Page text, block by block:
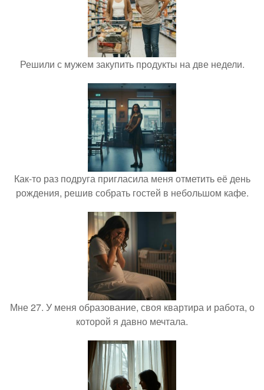
Решили с мужем закупить продукты на две недели.
Как-то раз подруга пригласила меня отметить её день
рождения, решив собрать гостей в небольшом кафе.
Мне 27. У меня образование, своя квартира и работа, о
которой я давно мечтала.